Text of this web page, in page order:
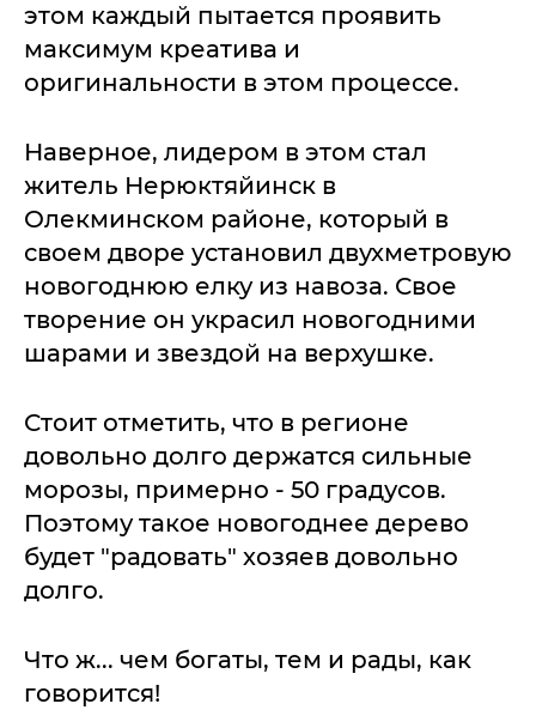
этом каждый пытается проявить
максимум креатива и
оригинальности в этом процессе.
Наверное, лидером в этом стал
житель Нерюктяйинск в
Олекминском районе, который в
своем дворе установил двухметровую
новогоднюю елку из навоза. Свое
творение он украсил новогодними
шарами и звездой на верхушке.
Стоит отметить, что в регионе
довольно долго держатся сильные
морозы, примерно - 50 градусов.
Поэтому такое новогоднее дерево
будет "радовать" хозяев довольно
долго.
Что ж... чем богаты, тем и рады, как
говорится!